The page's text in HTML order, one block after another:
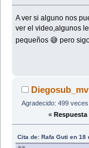
A ver si alguno nos
ver el video,algunos
pequeños 😅 pero
Diegosub_mv
Agradecido: 499 veces
« Respuesta
Cita de: Rafa Guti en 18